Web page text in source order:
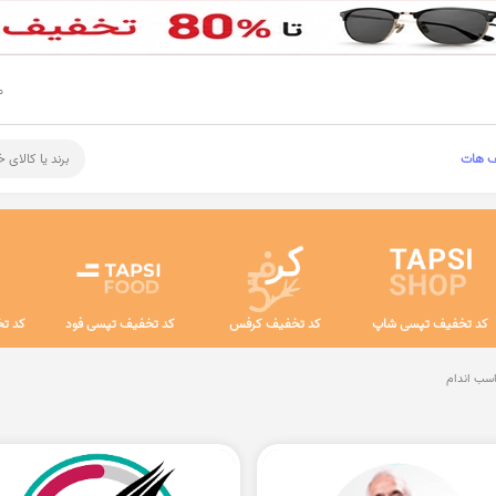
هات برند یا
کد تخفیف تپسی شاپ کد تخفیف کرفس کد تخفیف تپسی فود کد
اندام